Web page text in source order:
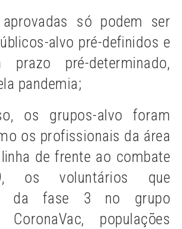
só podem ser
alvo pré-definidos e
prazo pré-determinado,
pandemia;
os grupos-alvo foram
os profissionais da área
de frente ao combate
os voluntários que
da fase 3 no grupo
populações